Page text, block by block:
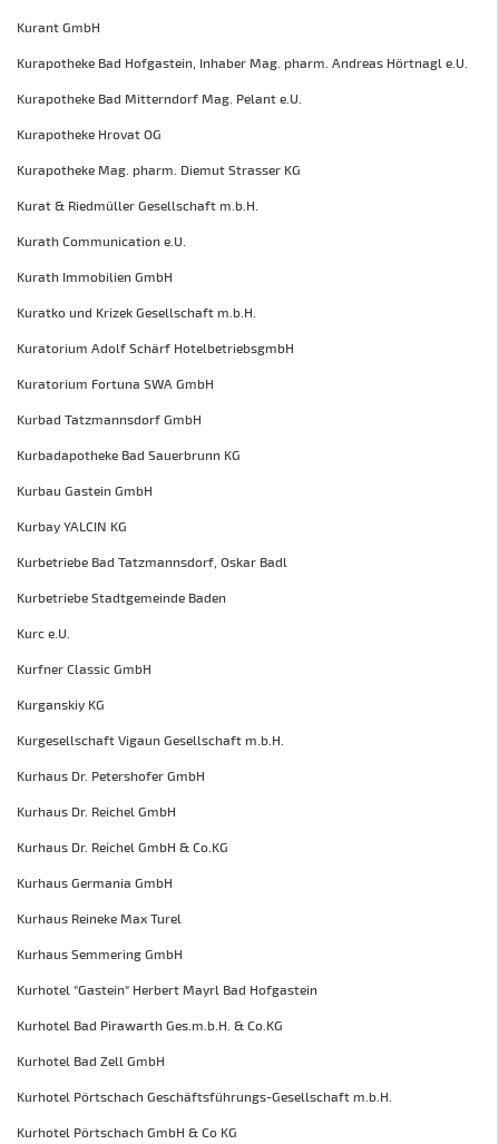
Kurant GmbH
Kurapotheke Bad Hofgastein, Inhaber Mag. pharm. Andreas Hörtnagl e.U.
Kurapotheke Bad Mitterndorf Mag. Pelant e.U.
Kurapotheke Hrovat OG
Kurapotheke Mag. pharm. Diemut Strasser KG
Kurat & Riedmüller Gesellschaft m.b.H.
Kurath Communication e.U.
Kurath Immobilien GmbH
Kuratko und Krizek Gesellschaft m.b.H.
Kuratorium Adolf Schärf HotelbetriebsgmbH
Kuratorium Fortuna SWA GmbH
Kurbad Tatzmannsdorf GmbH
Kurbadapotheke Bad Sauerbrunn KG
Kurbau Gastein GmbH
Kurbay YALCIN KG
Kurbetriebe Bad Tatzmannsdorf, Oskar Badl
Kurbetriebe Stadtgemeinde Baden
Kurc e.U.
Kurfner Classic GmbH
Kurganskiy KG
Kurgesellschaft Vigaun Gesellschaft m.b.H.
Kurhaus Dr. Petershofer GmbH
Kurhaus Dr. Reichel GmbH
Kurhaus Dr. Reichel GmbH & Co.KG
Kurhaus Germania GmbH
Kurhaus Reineke Max Turel
Kurhaus Semmering GmbH
Kurhotel "Gastein" Herbert Mayrl Bad Hofgastein
Kurhotel Bad Pirawarth Ges.m.b.H. & Co.KG
Kurhotel Bad Zell GmbH
Kurhotel Pörtschach Geschäftsführungs-Gesellschaft m.b.H.
Kurhotel Pörtschach GmbH & Co KG